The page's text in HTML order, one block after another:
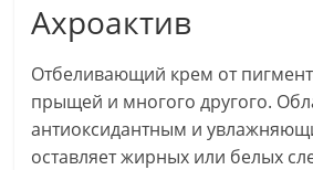
Ахроактив
Отбеливающий крем от
прыщей и многого другого.
антиоксидантным и
оставляет жирных или белых